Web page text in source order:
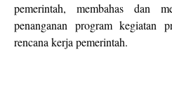
pemerintah, membahas dan
penanganan program kegiatan
rencana kerja pemerintah.